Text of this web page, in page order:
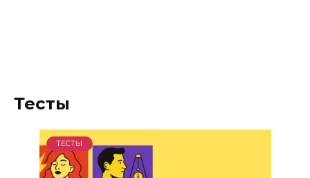
Тесты
ТЕСТЫ